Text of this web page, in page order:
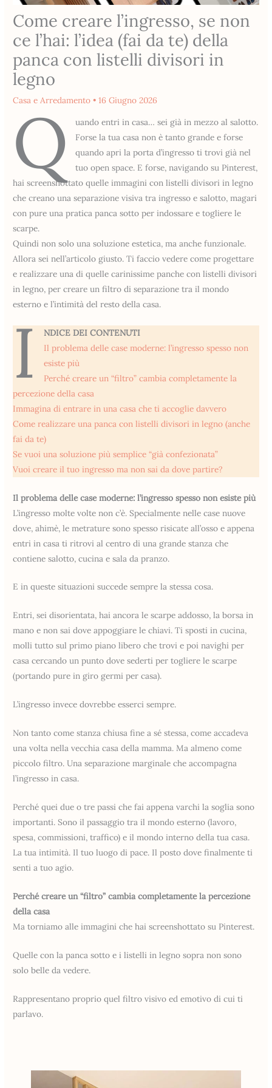
Come creare l’ingresso, se non
ce l’hai: l’idea (fai da te) della
panca con listelli divisori in
legno
Casa e Arredamento •16 Giugno 2026
Q
uando entri in casa… sei già in mezzo al salotto.
Forse la tua casa non è tanto grande e forse
quando apri la porta d’ingresso ti trovi già nel
tuo open space. E forse, navigando su Pinterest,
hai screenshottato quelle immagini con listelli divisori in legno
che creano una separazione visiva tra ingresso e salotto, magari
con pure una pratica panca sotto per indossare e togliere le
scarpe.
Quindi non solo una soluzione estetica, ma anche funzionale.
Allora sei nell’articolo giusto. Ti faccio vedere come progettare
e realizzare una di quelle carinissime panche con listelli divisori
in legno, per creare un filtro di separazione tra il mondo
esterno e l’intimità del resto della casa.
I
NDICE DEI CONTENUTI
Il problema delle case moderne: l’ingresso spesso non
esiste più
Perché creare un “filtro” cambia completamente la
percezione della casa
Immagina di entrare in una casa che ti accoglie davvero
Come realizzare una panca con listelli divisori in legno (anche
fai da te)
Se vuoi una soluzione più semplice “già confezionata”
Vuoi creare il tuo ingresso ma non sai da dove partire?
Il problema delle case moderne: l’ingresso spesso non esiste più
L’ingresso molte volte non c’è. Specialmente nelle case nuove
dove, ahimè, le metrature sono spesso risicate all’osso e appena
entri in casa ti ritrovi al centro di una grande stanza che
contiene salotto, cucina e sala da pranzo.
E in queste situazioni succede sempre la stessa cosa.
Entri, sei disorientata, hai ancora le scarpe addosso, la borsa in
mano e non sai dove appoggiare le chiavi. Ti sposti in cucina,
molli tutto sul primo piano libero che trovi e poi navighi per
casa cercando un punto dove sederti per togliere le scarpe
(portando pure in giro germi per casa).
L’ingresso invece dovrebbe esserci sempre.
Non tanto come stanza chiusa fine a sé stessa, come accadeva
una volta nella vecchia casa della mamma. Ma almeno come
piccolo filtro. Una separazione marginale che accompagna
l’ingresso in casa.
Perché quei due o tre passi che fai appena varchi la soglia sono
importanti. Sono il passaggio tra il mondo esterno (lavoro,
spesa, commissioni, traffico) e il mondo interno della tua casa.
La tua intimità. Il tuo luogo di pace. Il posto dove finalmente ti
senti a tuo agio.
Perché creare un “filtro” cambia completamente la percezione
della casa
Ma torniamo alle immagini che hai screenshottato su Pinterest.
Quelle con la panca sotto e i listelli in legno sopra non sono
solo belle da vedere.
Rappresentano proprio quel filtro visivo ed emotivo di cui ti
parlavo.